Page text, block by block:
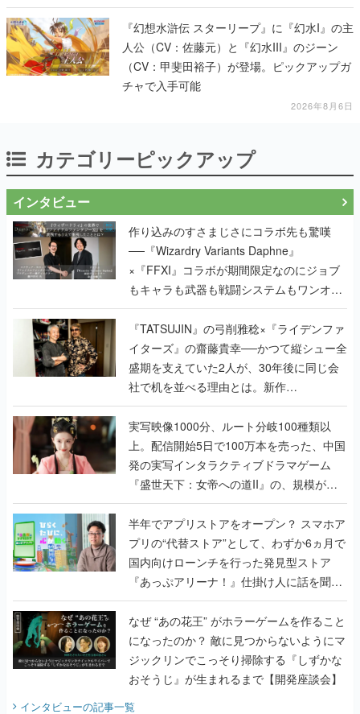
『幻想水滸伝 スターリープ』に『幻水I』の主
人公（CV：佐藤元）と『幻水III』のジーン
（CV：甲斐田裕子）が登場。ピックアップガ
チャで入手可能
2026年8月6日
カテゴリーピックアップ
インタビュー
作り込みのすさまじさにコラボ先も驚嘆
──『Wizardry Variants Daphne』
×『FFXI』コラボが期間限定なのにジョブ
もキャラも武器も戦闘システムもワンオフ
で作り込まれた理由を両ディレクターに聞
く
『TATSUJIN』の弓削雅稔×『ライデンファ
イターズ』の齋藤貴幸──かつて縦シュー全
盛期を支えていた2人が、30年後に同じ会
社で机を並べる理由とは。新作
『TATSUJIN EXTREME』で初タッグを組
んだレジェンド2人に訊く開発秘話
実写映像1000分、ルート分岐100種類以
上。配信開始5日で100万本を売った、中国
発の実写インタラクティブドラマゲーム
『盛世天下：女帝への道II』の、規模が違
うこだわりをプロデューサーに聞いた
半年でアプリストアをオープン？ スマホア
プリの“代替ストア”として、わずか6ヵ月で
国内向けローンチを行った発見型ストア
『あっぷアリーナ！』仕掛け人に話を聞い
てみた
なぜ “あの花王” がホラーゲームを作ること
になったのか？ 敵に見つからないようにマ
ジックリンでこっそり掃除する『しずかな
おそうじ』が生まれるまで【開発座談会】
インタビューの記事一覧